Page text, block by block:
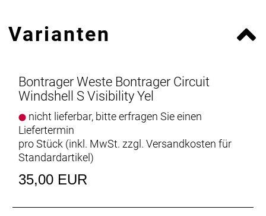
Varianten
Bontrager Weste Bontrager Circuit
Windshell S Visibility Yel
nicht lieferbar, bitte erfragen Sie einen
Liefertermin
pro Stück (inkl. MwSt. zzgl. Versandkosten für
Standardartikel)
35,00 EUR